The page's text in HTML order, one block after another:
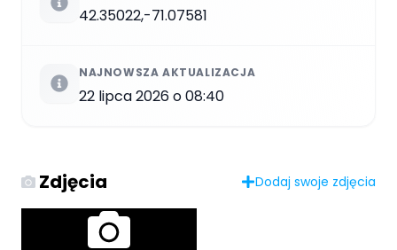
42.35022,-71.07581
NAJNOWSZA AKTUALIZACJA
22 lipca 2026 o 08:40
Zdjęcia Dodaj swoje zdjęcia